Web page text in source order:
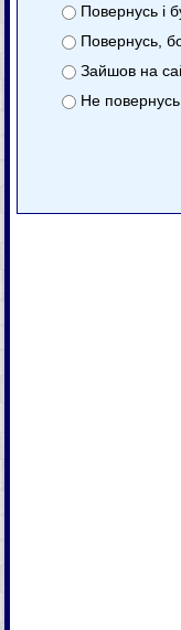
Повернусь і
Повернусь,
Зайшов на
Не